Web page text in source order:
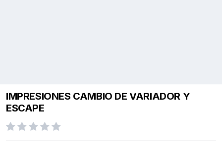
IMPRESIONES CAMBIO DE VARIADOR Y
ESCAPE